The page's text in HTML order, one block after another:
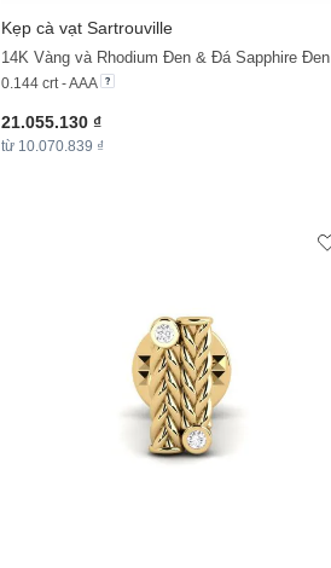
Kẹp cà vạt Sartrouville
14K Vàng và Rhodium Đen & Đá Sapphire Đen
0.144 crt - AAA
21.055.130 ₫
từ 10.070.839 ₫